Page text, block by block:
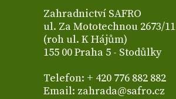
Zahradnictví SAFRO
ul. Za Mototechnou 2673/11
(roh ul. K Hájům)
155 00 Praha 5 - Stodůlky
Telefon: + 420 776 882 882
Email: zahrada@safro.cz